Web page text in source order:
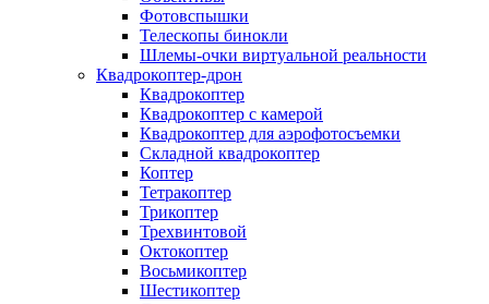
Фотовспышки
Телескопы бинокли
Шлемы-очки виртуальной реальности
Квадрокоптер-дрон
Квадрокоптер
Квадрокоптер с камерой
Квадрокоптер для аэрофотосъемки
Складной квадрокоптер
Коптер
Тетракоптер
Трикоптер
Трехвинтовой
Октокоптер
Восьмикоптер
Шестикоптер